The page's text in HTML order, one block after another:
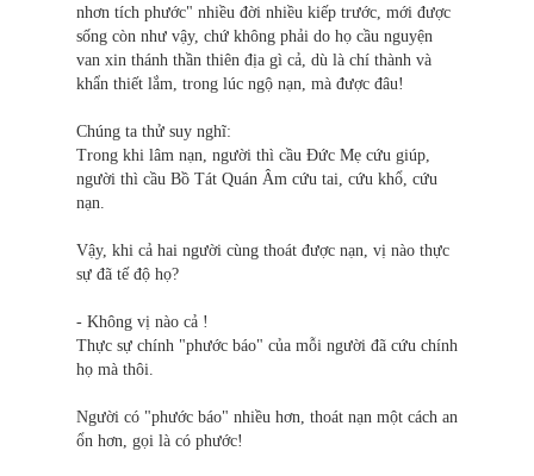
nhơn tích phước" nhiều đời nhiều kiếp trước, mới được
sống còn như vậy, chứ không phải do họ cầu nguyện
van xin thánh thần thiên địa gì cả, dù là chí thành và
khẩn thiết lắm, trong lúc ngộ nạn, mà được đâu!
Chúng ta thử suy nghĩ:
Trong khi lâm nạn, người thì cầu Ðức Mẹ cứu giúp,
người thì cầu Bồ Tát Quán Âm cứu tai, cứu khổ, cứu
nạn.
Vậy, khi cả hai người cùng thoát được nạn, vị nào thực
sự đã tế độ họ?
- Không vị nào cả !
Thực sự chính "phước báo" của mỗi người đã cứu chính
họ mà thôi.
Người có "phước báo" nhiều hơn, thoát nạn một cách an
ổn hơn, gọi là có phước!